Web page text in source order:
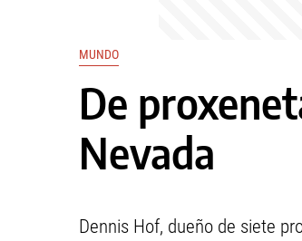
MUNDO
De
Nevada
Dennis Hof, dueño de siete